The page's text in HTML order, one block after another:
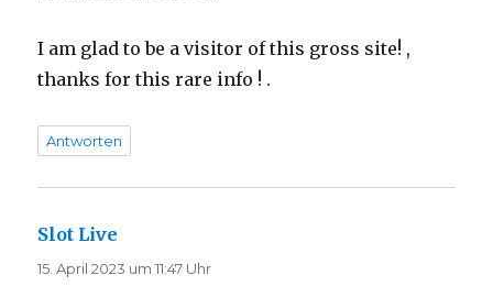
I am glad to be a visitor of this gross site! ,
thanks for this rare info ! .
Antworten
Slot Live
15. April 2023 um 11:47 Uhr